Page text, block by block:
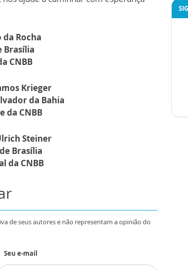
da Rocha
Brasília
CNBB
Krieger
da Bahia
da CNBB
Steiner
Brasília
da CNBB
de seus autores e não representam a opinião do
Seu e-mail